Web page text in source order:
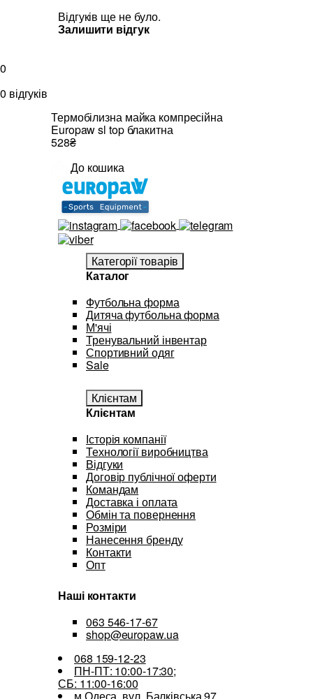
Відгуків ще не було.
Залишити відгук
0
0 відгуків
Термобілизна майка компресійна
Europaw sl top блакитна
528₴
До кошика
Категорії товарів
Каталог
Футбольна форма
Дитяча футбольна форма
М'ячі
Тренувальний інвентар
Спортивний одяг
Sale
Клієнтам
Клієнтам
Історія компанії
Технології виробництва
Відгуки
Договір публічної оферти
Командам
Доставка і оплата
Обмін та повернення
Розміри
Нанесення бренду
Контакти
Опт
Наші контакти
063 546-17-67
shop@europaw.ua
068 159-12-23
ПН-ПТ: 10:00-17:30;
СБ: 11:00-16:00